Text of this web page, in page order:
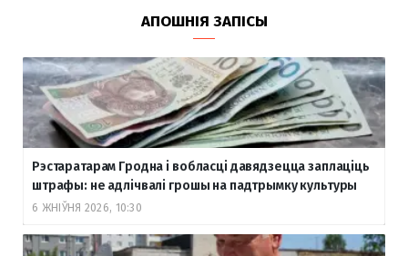
АПОШНІЯ ЗАПІСЫ
Рэстаратарам Гродна і вобласці давядзецца заплаціць
штрафы: не адлічвалі грошы на падтрымку культуры
6 ЖНІЎНЯ 2026, 10:30